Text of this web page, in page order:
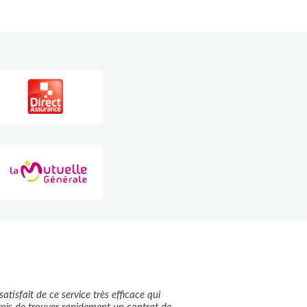
de ce service très efficace qui